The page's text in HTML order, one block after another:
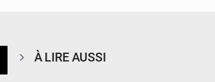
À LIRE AUSSI